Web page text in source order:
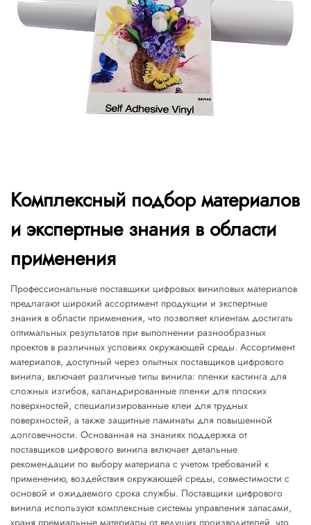
Комплексный подбор материалов
и экспертные знания в области
применения
Профессиональные поставщики цифровых виниловых материалов
предлагают широкий ассортимент продукции и экспертные
знания в области применения, что позволяет клиентам достигать
оптимальных результатов при выполнении разнообразных
проектов в различных условиях окружающей среды. Ассортимент
материалов, доступный через опытных поставщиков цифрового
винила, включает различные типы винила: пленки кастинга для
сложных изгибов, каландрированные пленки для плоских
поверхностей, специализированные клеи для трудных
поверхностей, а также защитные ламинаты для повышенной
долговечности. Основанная на знаниях поддержка от
поставщиков цифрового винила включает детальные
рекомендации по выбору материала с учетом требований к
применению, воздействия окружающей среды, совместимости с
основой и ожидаемого срока службы. Поставщики цифрового
винила используют комплексные системы управления запасами,
храня премиальные материалы от ведущих производителей, что